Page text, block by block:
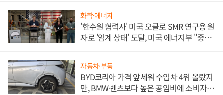
화학·에너지
'한수원 협력사' 미국 오클로 SMR 연구용 원
자로 '임계 상태' 도달, 미국 에너지부 "중요
자동차·부품
BYD코리아 가격 앞세워 수입차 4위 올랐지
만, BMW·벤츠보다 높은 공임비에 소비자